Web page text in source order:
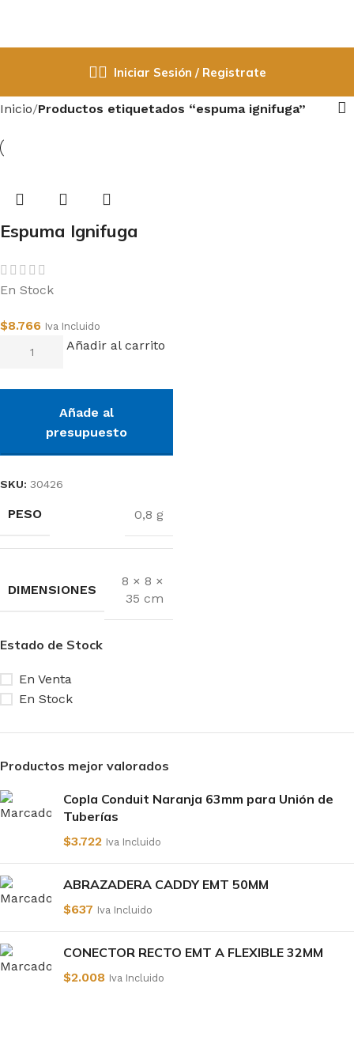
Iniciar Sesión / Registrate
Estado de Stock
En Venta
En Stock
Productos mejor valorados
Copla Conduit Naranja 63mm para Unión de
Tuberías
$3.722 Iva Incluido
ABRAZADERA CADDY EMT 50MM
$637 Iva Incluido
CONECTOR RECTO EMT A FLEXIBLE 32MM
$2.008 Iva Incluido
Inicio Productos etiquetados “espuma ignifuga”
Espuma Ignifuga
En Stock
$8.766 Iva Incluido
Añadir al carrito
Añade al
presupuesto
SKU: 30426
PESO 0,8 g
DIMENSIONES
8 × 8 ×
35 cm